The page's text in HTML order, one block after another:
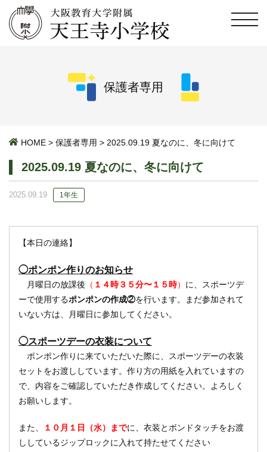
保護者専用
HOME > 保護者専用 > 2025.09.19 夏なのに、冬に向けて
2025.09.19 夏なのに、冬に向けて
2025.09.19 1年生
【本日の連絡】
◯ポンポン作りのお知らせ
月曜日の放課後 （ １４時３５分〜１５時） に、スポーツデ
ーで使用するポンポンの作成②を行います。まだ参加されて
いない方は、月曜日に参加してください。
◯スポーツデーの衣装について
ポンポン作りに来ていただいた際に、スポーツデーの衣装
セットをお渡ししています。作り方の用紙を入れていますの
で、内容をご確認していただき作成してください。よろしく
お願いします。
また、 １０月１日（水）までに、衣装とボンドタッチをお渡
ししているジップロックに入れて持たせてください